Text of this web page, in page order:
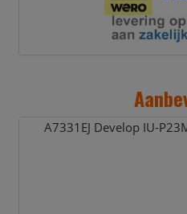
A7331EJ Develop IU-